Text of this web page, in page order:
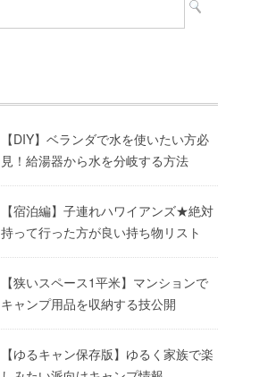
【DIY】ベランダで水を使いたい方必
見！給湯器から水を分岐する方法
【宿泊編】子連れハワイアンズ★絶対
持って行った方が良い持ち物リスト
【狭いスペース1平米】マンションで
キャンプ用品を収納する技公開
【ゆるキャン保存版】ゆるく家族で楽